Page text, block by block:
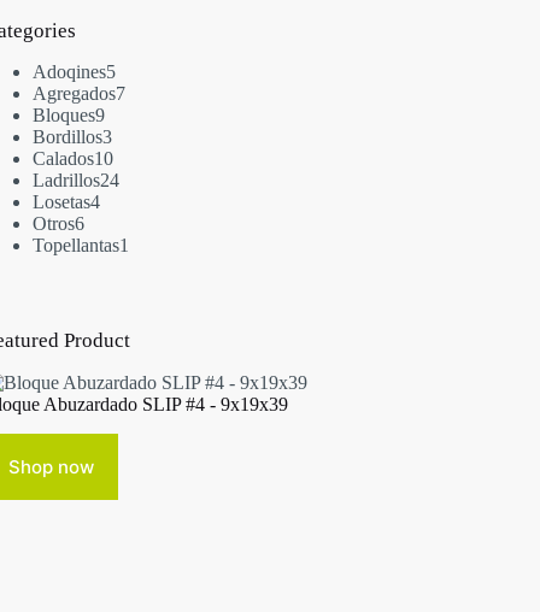
Adoqines5
Agregados7
Bloques9
Bordillos3
Calados10
Ladrillos24
Losetas4
Otros6
Topellantas1
Product
Abuzardado SLIP #4 - 9x19x39
Shop now